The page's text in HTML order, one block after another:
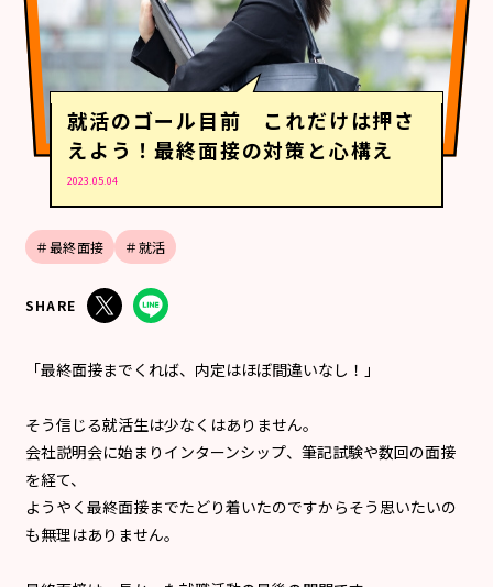
就活のゴール目前 これだけは押さ
えよう！最終面接の対策と心構え
2023.05.04
＃最終面接 ＃就活
SHARE
「最終面接までくれば、内定はほぼ間違いなし！」
そう信じる就活生は少なくはありません。
会社説明会に始まりインターンシップ、筆記試験や数回の面接
を経て、
ようやく最終面接までたどり着いたのですからそう思いたいの
も無理はありません。